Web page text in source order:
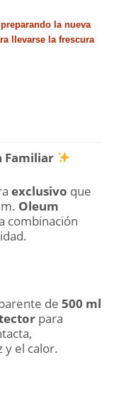
la nueva
llevarse la frescura
Familiar
exclusivo que
Oleum
combinación
de 500 ml
para
y el calor.